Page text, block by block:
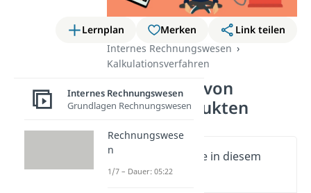
Lernplan Merken
Link teilen
Internes Rechnungswesen
Kalkulationsverfahren
Kalkulation von
Kuppelprodukten
Wichtige Inhalte in diesem
Video
Internes Rechnungswesen
Grundlagen Rechnungswesen
Rechnungswese
n
1/7 – Dauer: 05:22